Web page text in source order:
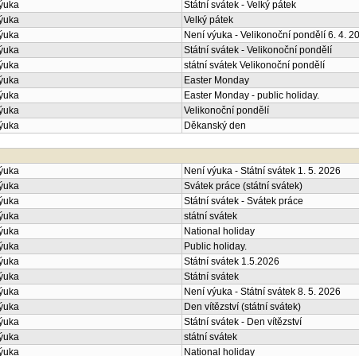
Státní svátek - Velký pátek
Velký pátek
Není výuka - Velikonoční pondělí 6. 4.
Státní svátek - Velikonoční pondělí
státní svátek Velikonoční pondělí
Easter Monday
Easter Monday - public holiday.
Velikonoční pondělí
Děkanský den
Není výuka - Státní svátek 1. 5. 2026
Svátek práce (státní svátek)
Státní svátek - Svátek práce
státní svátek
National holiday
Public holiday.
Státní svátek 1.5.2026
Státní svátek
Není výuka - Státní svátek 8. 5. 2026
Den vítězství (státní svátek)
Státní svátek - Den vítězství
státní svátek
National holiday